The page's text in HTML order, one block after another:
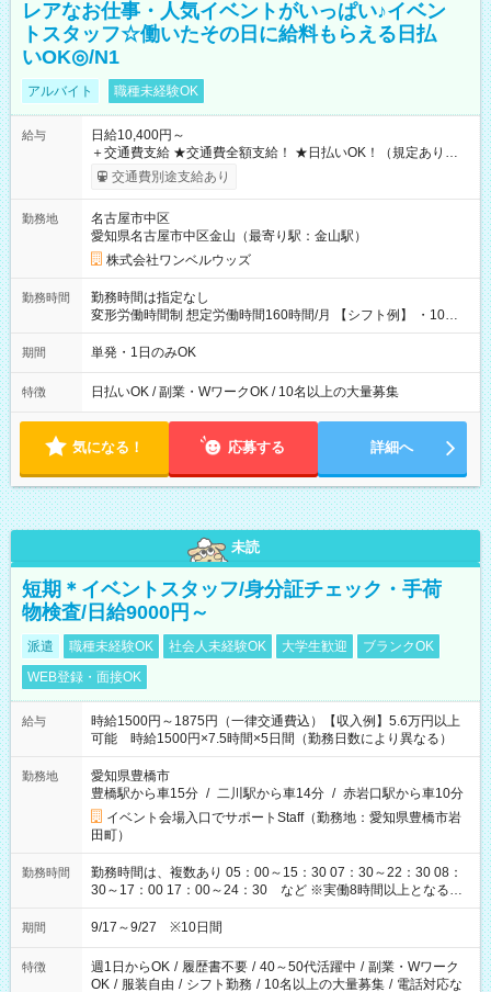
レアなお仕事・人気イベントがいっぱい♪イベン
トスタッフ☆働いたその日に給料もらえる日払
いOK◎/N1
アルバイト 職種未経験OK
給与
日給10,400円～
＋交通費支給 ★交通費全額支給！ ★日払いOK！（規定あり） ┗
働いたその日に現金GET♪ お仕事後はコンビニATMから 日払
交通費別途支給あり
勤務地
名古屋市中区
愛知県名古屋市中区金山（最寄り駅：金山駅）
株式会社ワンベルウッズ
勤務時間
勤務時間は指定なし
変形労働時間制 想定労働時間160時間/月 【シフト例】 ・10：
00～20：00
期間 単発・1日のみOK
特徴 日払いOK / 副業・WワークOK / 10名以上の大量募集
気になる！ 応募する 詳細へ
未読
短期＊イベントスタッフ/身分証チェック・手荷
物検査/日給9000円～
派遣 職種未経験OK 社会人未経験OK 大学生歓迎
ブランクOK
WEB登録・面接OK
給与
時給1500円～1875円（一律交通費込）【収入例】5.6万円以上
可能 時給1500円×7.5時間×5日間（勤務日数により異なる）
勤務地
愛知県豊橋市
豊橋駅から車15分 / 二川駅から車14分 / 赤岩口駅から車10分
イベント会場入口でサポートStaff（勤務地：愛知県豊橋市岩
田町）
勤務時間
勤務時間は、複数あり 05：00～15：30 07：30～22：30 08：
30～17：00 17：00～24：30 など ※実働8時間以上となる勤
務もあります。 【休憩】60分+他休憩あり 交替で取得します。
安全面に配慮しこまめな休憩があります。
期間 9/17～9/27 ※10日間
特徴 週1日からOK / 履歴書不要 / 40～50代活躍中 / 副業・Wワーク
OK / 服装自由 / シフト勤務 / 10名以上の大量募集 / 電話対応な